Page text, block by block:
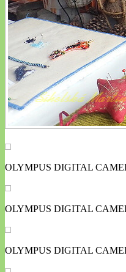
OLYMPUS DIGITAL
OLYMPUS DIGITAL
OLYMPUS DIGITAL